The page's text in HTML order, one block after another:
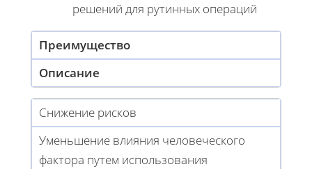
решений для рутинных операций
Преимущество
Описание
Снижение рисков
Уменьшение влияния человеческого
фактора путем использования